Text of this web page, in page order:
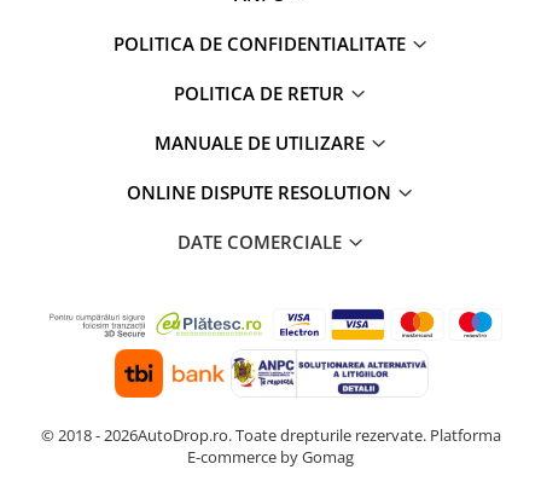
POLITICA DE CONFIDENTIALITATE
POLITICA DE RETUR
MANUALE DE UTILIZARE
ONLINE DISPUTE RESOLUTION
DATE COMERCIALE
© 2018 - 2026AutoDrop.ro. Toate drepturile rezervate. Platforma
E-commerce by Gomag